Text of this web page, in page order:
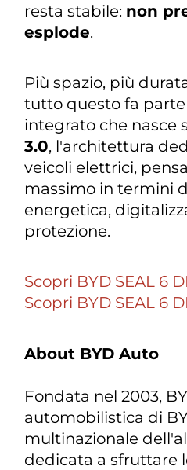
resta stabile: non
esplode.
Più spazio, più
tutto questo fa
integrato che nasce
3.0, l'architettura
veicoli elettrici,
massimo in termini
energetica,
protezione.
Scopri BYD SEAL 6
Scopri BYD SEAL 6
About BYD Auto
Fondata nel 2003,
automobilistica di
multinazionale
dedicata a sfruttare